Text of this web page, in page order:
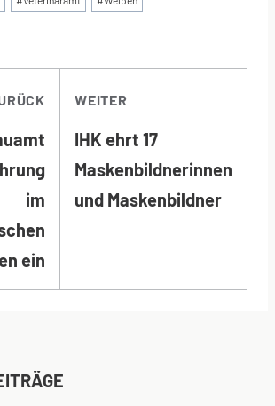
im
ein
WEITER
IHK ehrt 17
Maskenbildnerinnen
und Maskenbildner